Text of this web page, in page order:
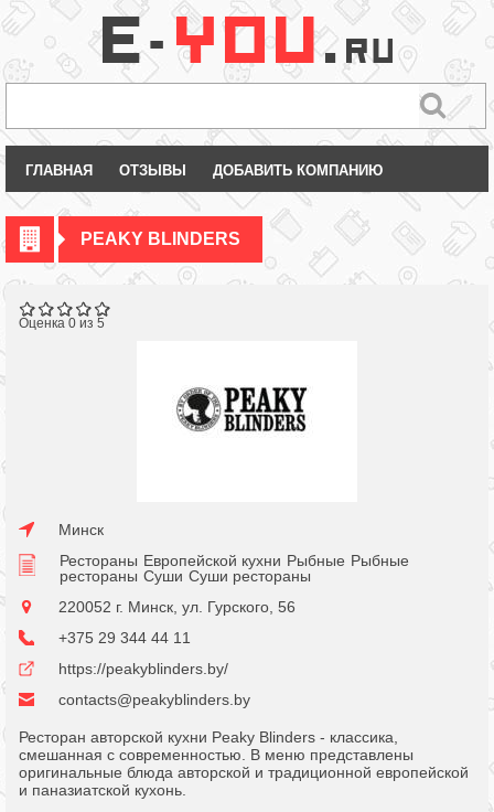
ГЛАВНАЯ ОТЗЫВЫ ДОБАВИТЬ КОМПАНИЮ
PEAKY BLINDERS
Оценка 0 из 5
Минск
Рестораны Европейской кухни Рыбные Рыбные
рестораны Суши Суши рестораны
220052 г. Минск, ул. Гурского, 56
+375 29 344 44 11
https://peakyblinders.by/
contacts@peakyblinders.by
Ресторан авторской кухни Peaky Blinders - классика,
смешанная с современностью. В меню представлены
оригинальные блюда авторской и традиционной европейской
и паназиатской кухонь.